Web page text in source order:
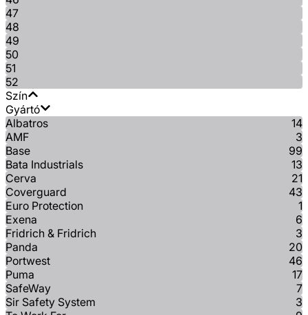
47
48
49
50
51
52
Szín
Gyártó
Albatros
14
AMF
3
Base
99
Bata Industrials
13
Cerva
21
Coverguard
43
Euro Protection
1
Exena
6
Fridrich & Fridrich
3
Panda
20
Portwest
46
Puma
17
SafeWay
7
Sir Safety System
3